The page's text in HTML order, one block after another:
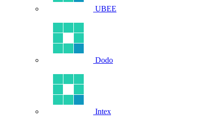
UBEE
Dodo
Intex